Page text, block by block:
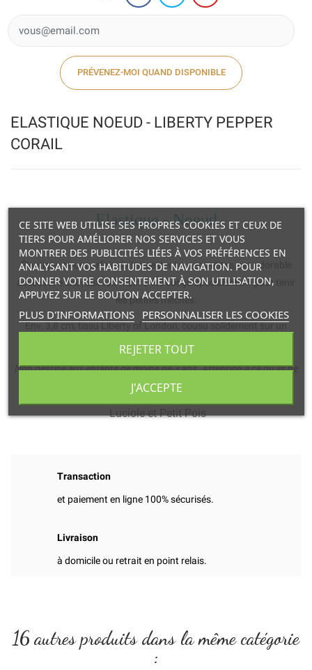
ELASTIQUE NOEUD - LIBERTY PEPPER
CORAIL
Elastique - Noeud
Élastique pour parfaire la tenue des toutes petites, cet adorable
accessoire cheveux fait main a été conçu spécialement pour tenir
les petites mèches.
Env. 3,8 cm, tissu Liberty of London, cousu solidement sur un
élastique couleur.
Non destiné aux enfants de moins de 3 ans. Attention à ce qu’ils ne
soient pas ingérés par les enfants en bas âge.
Luciole et Petit Pois
Transaction
et paiement en ligne 100% sécurisés.
Livraison
à domicile ou retrait en point relais.
PRÉVENEZ-MOI QUAND DISPONIBLE
16 autres produits dans la même catégorie
:
CE SITE WEB UTILISE SES PROPRES COOKIES ET CEUX DE
TIERS POUR AMÉLIORER NOS SERVICES ET VOUS
MONTRER DES PUBLICITÉS LIÉES À VOS PRÉFÉRENCES EN
ANALYSANT VOS HABITUDES DE NAVIGATION. POUR
DONNER VOTRE CONSENTEMENT À SON UTILISATION,
APPUYEZ SUR LE BOUTON ACCEPTER.
PLUS D'INFORMATIONS PERSONNALISER LES COOKIES
REJETER TOUT
J'ACCEPTE